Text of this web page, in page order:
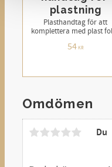
Omdömen
Du
plastning
Plasthandtag för att
komplettera med plast
54KR